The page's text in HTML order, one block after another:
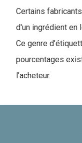
Certains
d'un ingrédient en
Ce genre
pourcentages
l’acheteur.